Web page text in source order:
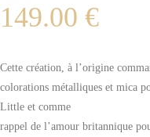
149.00 €
Cette création, à l’origine
colorations métalliques et mica
Little et comme
rappel de l’amour britannique